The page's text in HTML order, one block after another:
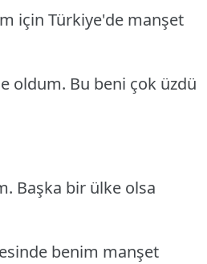
için Türkiye'de manşet
oldum. Bu beni çok üzdü
Başka bir ülke olsa
benim manşet